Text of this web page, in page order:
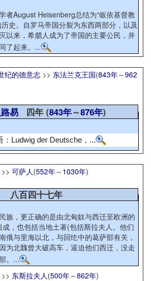
者August Heisenberg总结为“皈依基督教
史。自罗马帝国分裂为东西两部分，以及
以来，希腊人成为了帝国的主要公民，并
了起来。...
纪的德意志 >> 东法兰克王国(843年～962
易 四年 (843年～876年)
： Ludwig der Deutsche ，...
>> 可萨人(552年～ 1030年)
八百四十七年
族，更正确的是由北匈奴与西迁至欧洲的
，也包括当地土著(包括斯拉夫人。他们
俄与里海以北，与回纥中的葛萨部有关，
为北魏曾大破高车，逼迫他们西迁，没走
。...
>> 东斯拉夫人(500年～862年)